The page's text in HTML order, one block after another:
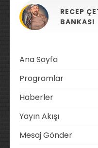
RECEP
BANKASI
Ana Sayfa
Programlar
Haberler
Yayın Akışı
Mesaj Gönder